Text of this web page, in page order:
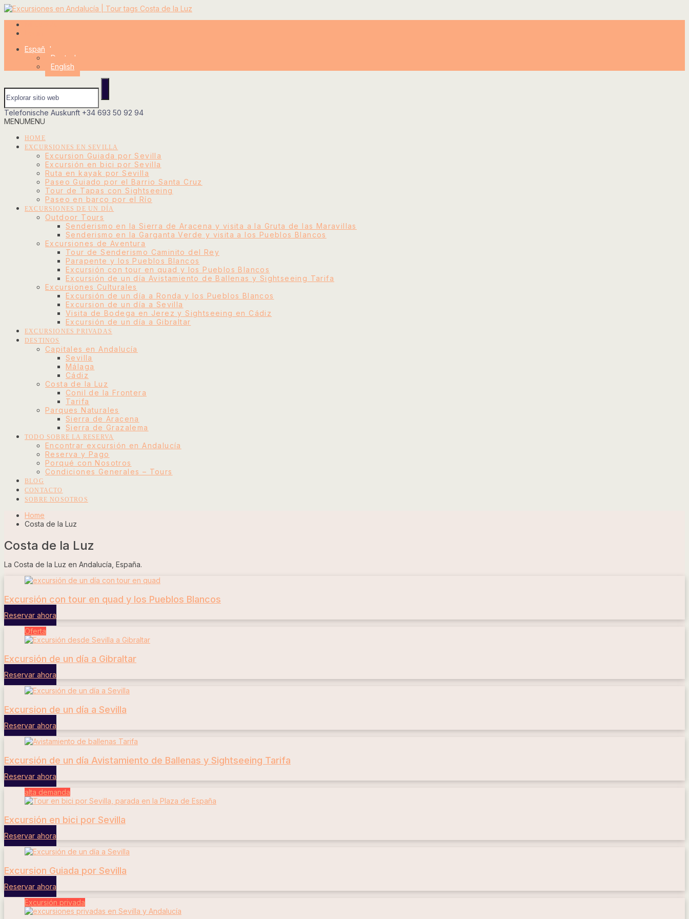
Español
Deutsch
English
Telefonische Auskunft +34 693 50 92 94
MENUMENU
HOME
EXCURSIONES EN SEVILLA
Excursion Guiada por Sevilla
Excursión en bici por Sevilla
Ruta en kayak por Sevilla
Paseo Guiado por el Barrio Santa Cruz
Tour de Tapas con Sightseeing
Paseo en barco por el Río
EXCURSIONES DE UN DÍA
Outdoor Tours
Senderismo en la Sierra de Aracena y visita a la Gruta de las Maravillas
Senderismo en la Garganta Verde y visita a los Pueblos Blancos
Excursiones de Aventura
Tour de Senderismo Caminito del Rey
Parapente y los Pueblos Blancos
Excursión con tour en quad y los Pueblos Blancos
Excursión de un día Avistamiento de Ballenas y Sightseeing Tarifa
Excursiones Culturales
Excursión de un día a Ronda y los Pueblos Blancos
Excursion de un día a Sevilla
Visita de Bodega en Jerez y Sightseeing en Cádiz
Excursión de un día a Gibraltar
EXCURSIONES PRIVADAS
DESTINOS
Capitales en Andalucía
Sevilla
Málaga
Cádiz
Costa de la Luz
Conil de la Frontera
Tarifa
Parques Naturales
Sierra de Aracena
Sierra de Grazalema
TODO SOBRE LA RESERVA
Encontrar excursión en Andalucía
Reserva y Pago
Porqué con Nosotros
Condiciones Generales – Tours
BLOG
CONTACTO
SOBRE NOSOTROS
Home
Costa de la Luz
Costa de la Luz
La Costa de la Luz en Andalucía, España.
Excursión con tour en quad y los Pueblos Blancos
Reservar ahora
Oferta
Excursión de un día a Gibraltar
Reservar ahora
Excursion de un día a Sevilla
Reservar ahora
Excursión de un día Avistamiento de Ballenas y Sightseeing Tarifa
Reservar ahora
alta demanda
Excursión en bici por Sevilla
Reservar ahora
Excursion Guiada por Sevilla
Reservar ahora
Excursión privada